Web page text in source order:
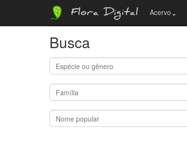
Flora Digital Acervo
Busca